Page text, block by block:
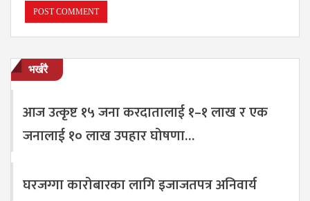
भर्खरै
आज उत्कृष्ट १५ जना करदातालाई १–१ लाख र एक
जनालाई १० लाख उपहार घोषणा…
घरजग्गा कारोबारका लागि इजाजतपत्र अनिवार्य